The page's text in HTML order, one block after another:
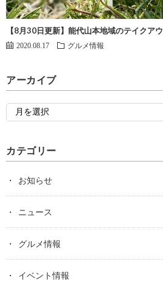
【8月30日更新】能代山本地域のテイクア
2020.08.17 グルメ情報
アーカイブ
カテゴリー
お知らせ
ニュース
グルメ情報
イベント情報